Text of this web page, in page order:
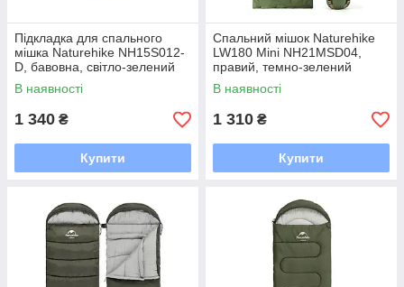
Підкладка для спального
мішка Naturehike NH15S012-
D, бавовна, світло-зелений
В наявності
1 340 ₴
Купити
Спальний мішок Naturehike
LW180 Mini NH21MSD04,
правий, темно-зелений
В наявності
1 310 ₴
Купити